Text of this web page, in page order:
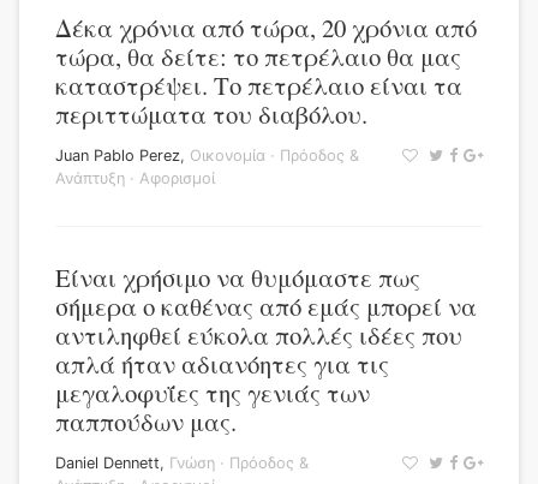
Δέκα χρόνια από τώρα, 20 χρόνια από
τώρα, θα δείτε: το πετρέλαιο θα μας
καταστρέψει. Το πετρέλαιο είναι τα
περιττώματα του διαβόλου.
Juan Pablo Perez, Οικονομία · Πρόοδος &
Ανάπτυξη · Αφορισμοί
Είναι χρήσιμο να θυμόμαστε πως
σήμερα ο καθένας από εμάς μπορεί να
αντιληφθεί εύκολα πολλές ιδέες που
απλά ήταν αδιανόητες για τις
μεγαλοφυΐες της γενιάς των
παππούδων μας.
Daniel Dennett, Γνώση · Πρόοδος &